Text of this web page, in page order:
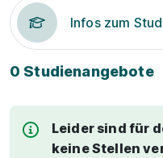
Infos zum
0 Studienangebote
Leider sind für
keine Stellen